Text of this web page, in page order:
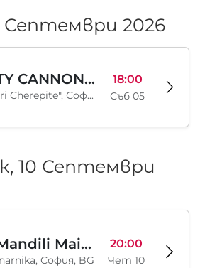
2026
PARTY CANNON live in Sofia
Klub "Pri Cherepite", София, BG
18:00
Съб 05
10 Септември
Trio Mandili Maimunarnika- Sofia
София, BG
20:00
Чет 10